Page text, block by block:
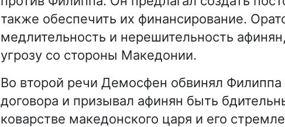
также обеспечить их финансирование.
медлительность и нерешительность
угрозу со стороны Македонии.
Во второй речи Демосфен обвинял
договора и призывал афинян быть
коварстве македонского царя и его